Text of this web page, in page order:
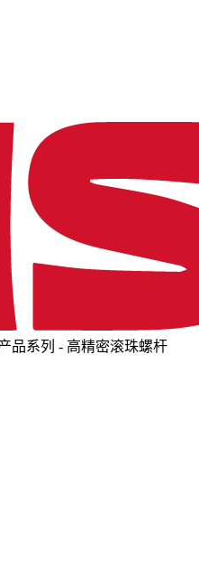
品系列 - 高精密滚珠螺杆